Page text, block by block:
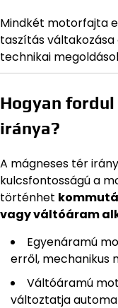
Mindkét motorfajta
taszítás váltakozása
technikai
Hogyan
iránya?
A mágneses tér
kulcsfontosságú a
történhet
vagy váltóáram
Egyenáramú
erről, mechanikus
Váltóáramú
változtatja